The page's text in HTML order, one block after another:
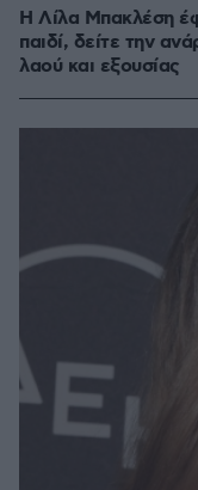
Η Λίλα Μπακλέση
παιδί, δείτε την
λαού και εξουσίας